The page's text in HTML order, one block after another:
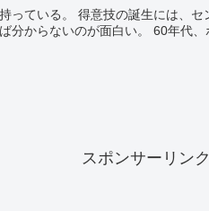
、こだわりなど、色々な要素
クシングブームの真っただ中。1日も休むことな
スポンサーリンク